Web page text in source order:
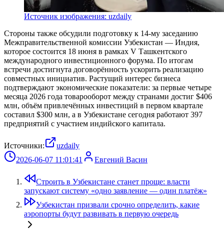
Источник изображения: uzdaily
Стороны также обсудили подготовку к 14-му заседанию
Межправительственной комиссии Узбекистан — Индия,
которое состоится 18 июня в рамках V Ташкентского
международного инвестиционного форума. По итогам
встречи достигнута договорённость ускорить реализацию
совместных инициатив. Растущий интерес бизнеса
подтверждают экономические показатели: за первые четыре
месяца 2026 года товарооборот между странами достиг $406
млн, объём привлечённых инвестиций в первом квартале
составил $300 млн, а в Узбекистане сегодня работают 397
предприятий с участием индийского капитала.
Источники:
uzdaily
2026-06-07 11:01:41
Евгений Васин
Строить в Узбекистане станет проще: власти
запускают систему «одно заявление — один платёж»
Узбекистан призвали срочно определить, какие
аэропорты будут развивать в первую очередь